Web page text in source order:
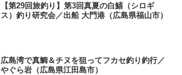
【第29回旅釣り】第3回真夏の白鱚（シロギ
ス）釣り研究会／出船 大門港（広島県福山市）
広島湾で真鯛＆チヌを狙ってフカセ釣り釣行／
やぐら岩（広島県江田島市）